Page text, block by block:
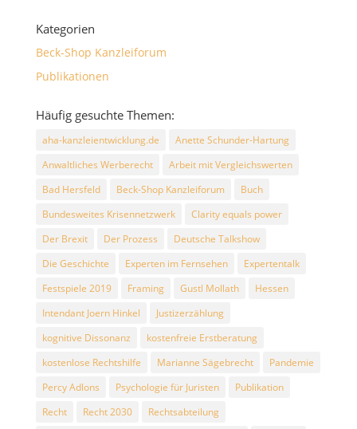
Kategorien
Beck-Shop Kanzleiforum
Publikationen
Häufig gesuchte Themen:
aha-kanzleientwicklung.de
Anette Schunder-Hartung
Anwaltliches Werberecht
Arbeit mit Vergleichswerten
Bad Hersfeld
Beck-Shop Kanzleiforum
Buch
Bundesweites Krisennetzwerk
Clarity equals power
Der Brexit
Der Prozess
Deutsche Talkshow
Die Geschichte
Experten im Fernsehen
Expertentalk
Festspiele 2019
Framing Gustl Mollath
Hessen
Intendant Joern Hinkel
Justizerzählung
kognitive Dissonanz
kostenfreie Erstberatung
kostenlose Rechtshilfe
Marianne Sägebrecht
Pandemie
Percy Adlons
Psychologie für Juristen
Publikation
Recht
Recht 2030
Rechtsabteilung